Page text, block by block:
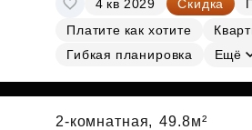
Субсидии
4 кв 2029 Скидка
Платите как хотите
Гибкая планировка
Ещё
2-комнатная, 49.8м²